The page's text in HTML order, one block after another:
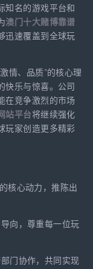
知名的游戏平台和
澳门十大赌博靠谱
迅速覆盖到全球玩
情、品质”的核心理
快乐与惊喜。公司
在竞争激烈的市场
站平台将继续强化
玩家创造更多精彩
核心动力，推陈出
向，尊重每一位玩
门协作，共同实现